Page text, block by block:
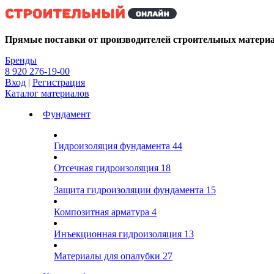
Kg
Прямые поставки от производителей строительных
Бренды
8 920 276-19-00
Вход | Регистрация
Каталог материалов
Фундамент
Гидроизоляция фундамента 44
Отсечная гидроизоляция 18
Защита гидроизоляции фундамента 15
Композитная арматура 4
Инъекционная гидроизоляция 13
Материалы для опалубки 27